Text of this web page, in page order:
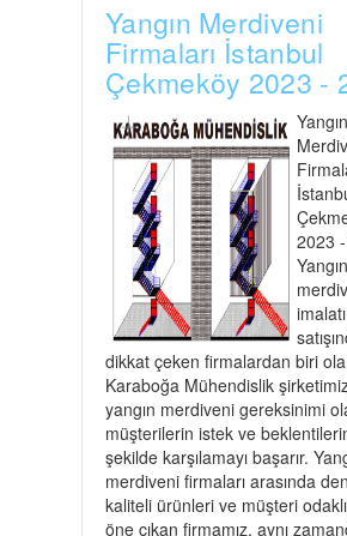
Yangın Merdiveni
Firmaları İstanbul
Çekmeköy 2023 -
Yangın
2023
Yangın
dikkat çeken firmalardan biri
Karaboğa Mühendislik
yangın merdiveni gereksinimi
müşterilerin istek ve
şekilde karşılamayı başarır.
merdiveni firmaları arasında
kaliteli ürünleri ve müşteri
öne çıkan firmamız, aynı